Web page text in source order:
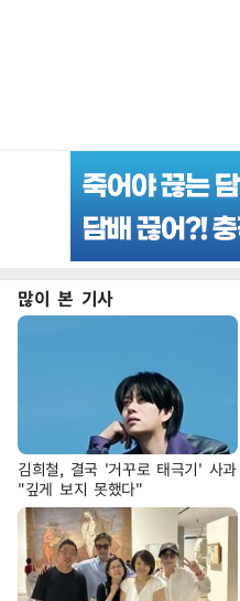
많이 본 기사
김희철, 결국 '거꾸로 태극기' 사과
"깊게 보지 못했다"